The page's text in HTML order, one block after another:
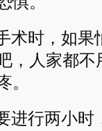
术时，如果
，人家都
。
进行两小时